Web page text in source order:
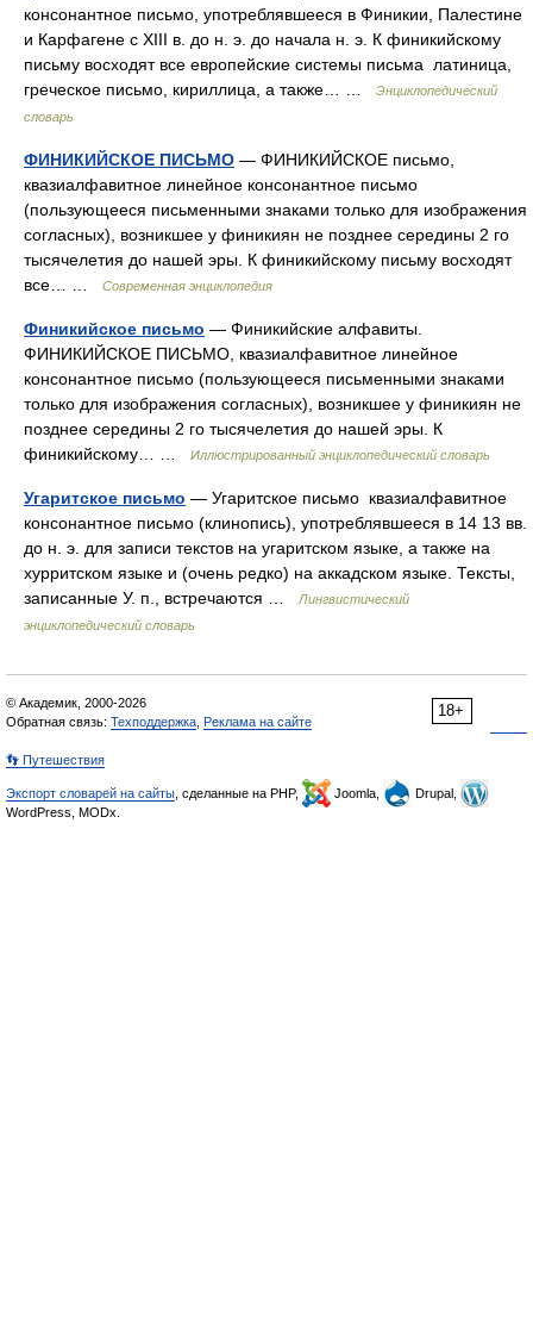
консонантное письмо, употреблявшееся в Финикии, Палестине
и Карфагене с XIII в. до н. э. до начала н. э. К финикийскому
письму восходят все европейские системы письма латиница,
греческое письмо, кириллица, а также… …
Энциклопедический
словарь
ФИНИКИЙСКОЕ ПИСЬМО — ФИНИКИЙСКОЕ письмо,
квазиалфавитное линейное консонантное письмо
(пользующееся письменными знаками только для изображения
согласных), возникшее у финикиян не позднее середины 2 го
тысячелетия до нашей эры. К финикийскому письму восходят
все… …
Современная энциклопедия
Финикийское письмо — Финикийские алфавиты.
ФИНИКИЙСКОЕ ПИСЬМО, квазиалфавитное линейное
консонантное письмо (пользующееся письменными знаками
только для изображения согласных), возникшее у финикиян не
позднее середины 2 го тысячелетия до нашей эры. К
финикийскому… …
Иллюстрированный энциклопедический словарь
Угаритское письмо — Угаритское письмо квазиалфавитное
консонантное письмо (клинопись), употреблявшееся в 14 13 вв.
до н. э. для записи текстов на угаритском языке, а также на
хурритском языке и (очень редко) на аккадском языке. Тексты,
записанные У. п., встречаются …
Лингвистический
энциклопедический словарь
18+
© Академик, 2000-2026
Обратная связь: Техподдержка Реклама на сайте
👣 Путешествия
Экспорт словарей на сайты , сделанные на PHP, Joomla,
Drupal,
WordPress, MODx.